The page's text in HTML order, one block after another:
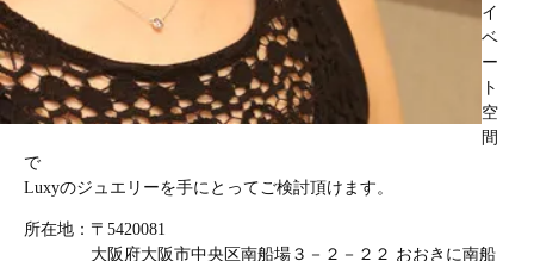
イ
ベ
ー
ト
空
間
で
Luxyのジュエリーを手にとってご検討頂けます。
所在地：〒5420081
大阪府大阪市中央区南船場３－２－２２ おおきに南船